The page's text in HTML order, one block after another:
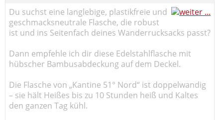
Du suchst eine langlebige, plastikfreie und
geschmacksneutrale Flasche, die robust
ist und ins Seitenfach deines Wanderrucksacks passt?
Dann empfehle ich dir diese Edelstahlflasche mit
hübscher Bambusabdeckung auf dem Deckel.
Die Flasche von „Kantine 51° Nord“ ist doppelwandig
– sie hält Heißes bis zu 10 Stunden heiß und Kaltes
den ganzen Tag kühl.